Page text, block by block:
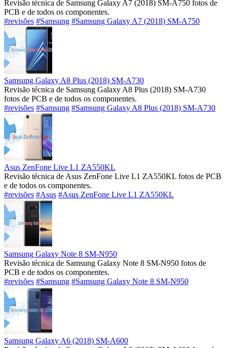
Revisão técnica de Samsung Galaxy A7 (2018) SM-A750 fotos de
PCB e de todos os componentes.
#revisões #Samsung #Samsung Galaxy A7 (2018) SM-A750
Samsung Galaxy A8 Plus (2018) SM-A730
Revisão técnica de Samsung Galaxy A8 Plus (2018) SM-A730
fotos de PCB e de todos os componentes.
#revisões #Samsung #Samsung Galaxy A8 Plus (2018) SM-A730
Asus ZenFone Live L1 ZA550KL
Revisão técnica de Asus ZenFone Live L1 ZA550KL fotos de PCB
e de todos os componentes.
#revisões #Asus #Asus ZenFone Live L1 ZA550KL
Samsung Galaxy Note 8 SM-N950
Revisão técnica de Samsung Galaxy Note 8 SM-N950 fotos de
PCB e de todos os componentes.
#revisões #Samsung #Samsung Galaxy Note 8 SM-N950
Samsung Galaxy A6 (2018) SM-A600